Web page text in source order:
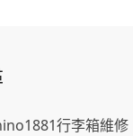
行李箱維修